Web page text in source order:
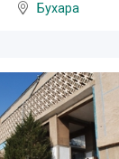
Бухара